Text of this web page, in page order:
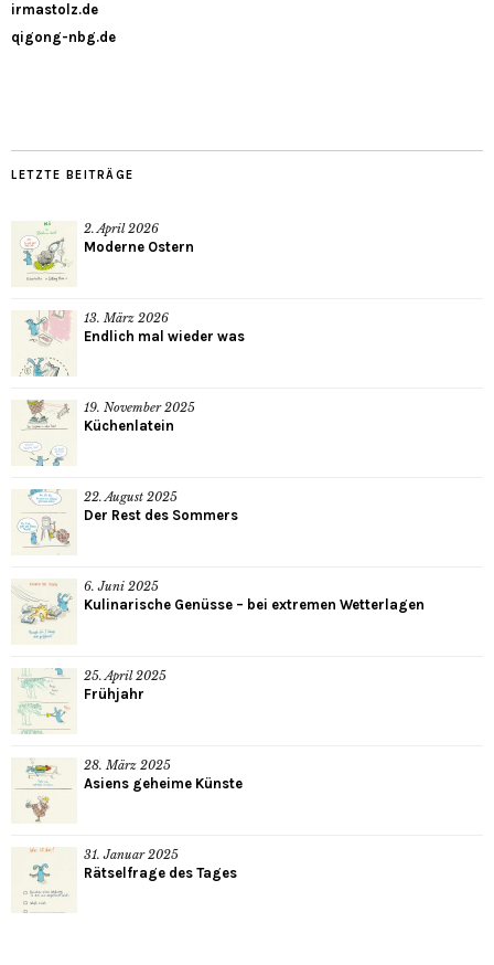
irmastolz.de
qigong-nbg.de
LETZTE BEITRÄGE
2. April 2026
Moderne Ostern
13. März 2026
Endlich mal wieder was
19. November 2025
Küchenlatein
22. August 2025
Der Rest des Sommers
6. Juni 2025
Kulinarische Genüsse – bei extremen Wetterlagen
25. April 2025
Frühjahr
28. März 2025
Asiens geheime Künste
31. Januar 2025
Rätselfrage des Tages